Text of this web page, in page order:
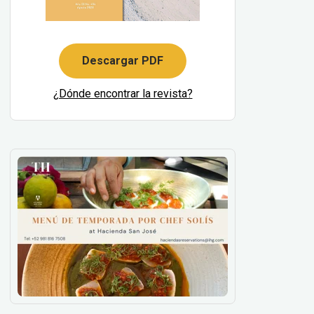
Descargar PDF
¿Dónde encontrar la revista?